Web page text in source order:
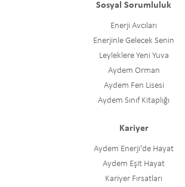
Sosyal Sorumluluk
Enerji Avcıları
Enerjinle Gelecek Senin
Leyleklere Yeni Yuva
Aydem Orman
Aydem Fen Lisesi
Aydem Sınıf Kitaplığı
Kariyer
Aydem Enerji'de Hayat
Aydem Eşit Hayat
Kariyer Fırsatları